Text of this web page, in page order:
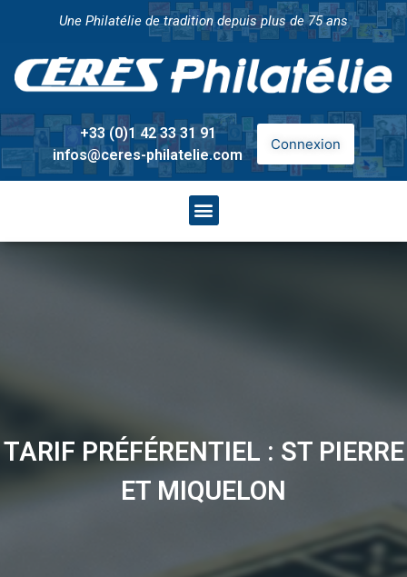
Une Philatélie de tradition depuis plus de 75 ans
+33 (0)1 42 33 31 91
infos@ceres-philatelie.com
Connexion
TARIF PRÉFÉRENTIEL : ST PIERRE
ET MIQUELON